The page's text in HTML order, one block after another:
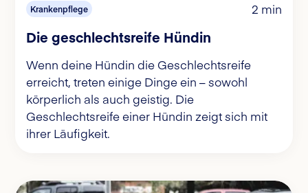
Krankenpflege 2 min
Die geschlechtsreife Hündin
Wenn deine Hündin die Geschlechtsreife
erreicht, treten einige Dinge ein – sowohl
körperlich als auch geistig. Die
Geschlechtsreife einer Hündin zeigt sich mit
ihrer Läufigkeit.